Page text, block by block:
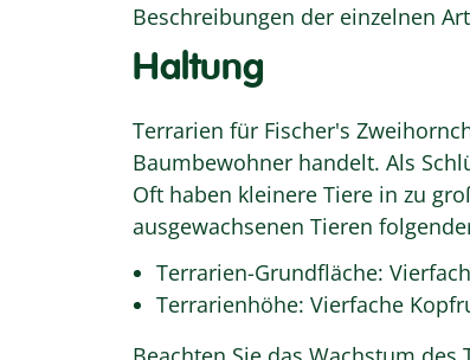
Beschreibungen der einzelnen
Haltung
Terrarien für Fischer's
Baumbewohner handelt. Als
Oft haben kleinere Tiere in zu
ausgewachsenen Tieren
Terrarien-Grundfläche:
Terrarienhöhe: Vierfache